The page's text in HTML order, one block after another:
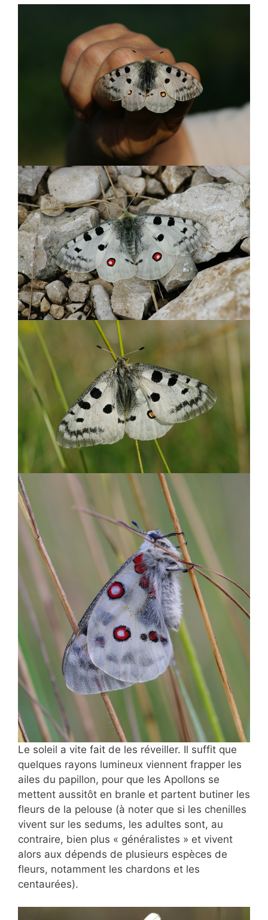
Le soleil a vite fait de les réveiller. Il suffit que
quelques rayons lumineux viennent frapper les
ailes du papillon, pour que les Apollons se
mettent aussitôt en branle et partent butiner les
fleurs de la pelouse (à noter que si les chenilles
vivent sur les sedums, les adultes sont, au
contraire, bien plus « généralistes » et vivent
alors aux dépends de plusieurs espèces de
fleurs, notamment les chardons et les
centaurées).